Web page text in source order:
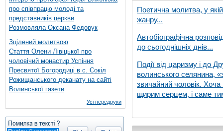
про співпрацю молоді та
представників церкви
Розмовляла Оксана Федорук
Зцілений молитвою
Стаття Олени Лівіцької про
чоловічий монастир Успіння
Пресвятої Богородиці в с. Сокіл
Рожищанського деканату на сайті
Волинської газети
Усі передруки
Поетична молитва, у
жанру...
Автобіографічна
до сьогоднішніх днів...
Події від царизму і до
волинського селянина,
звичайний чоловік. Хоча
щирим серцем, і саме